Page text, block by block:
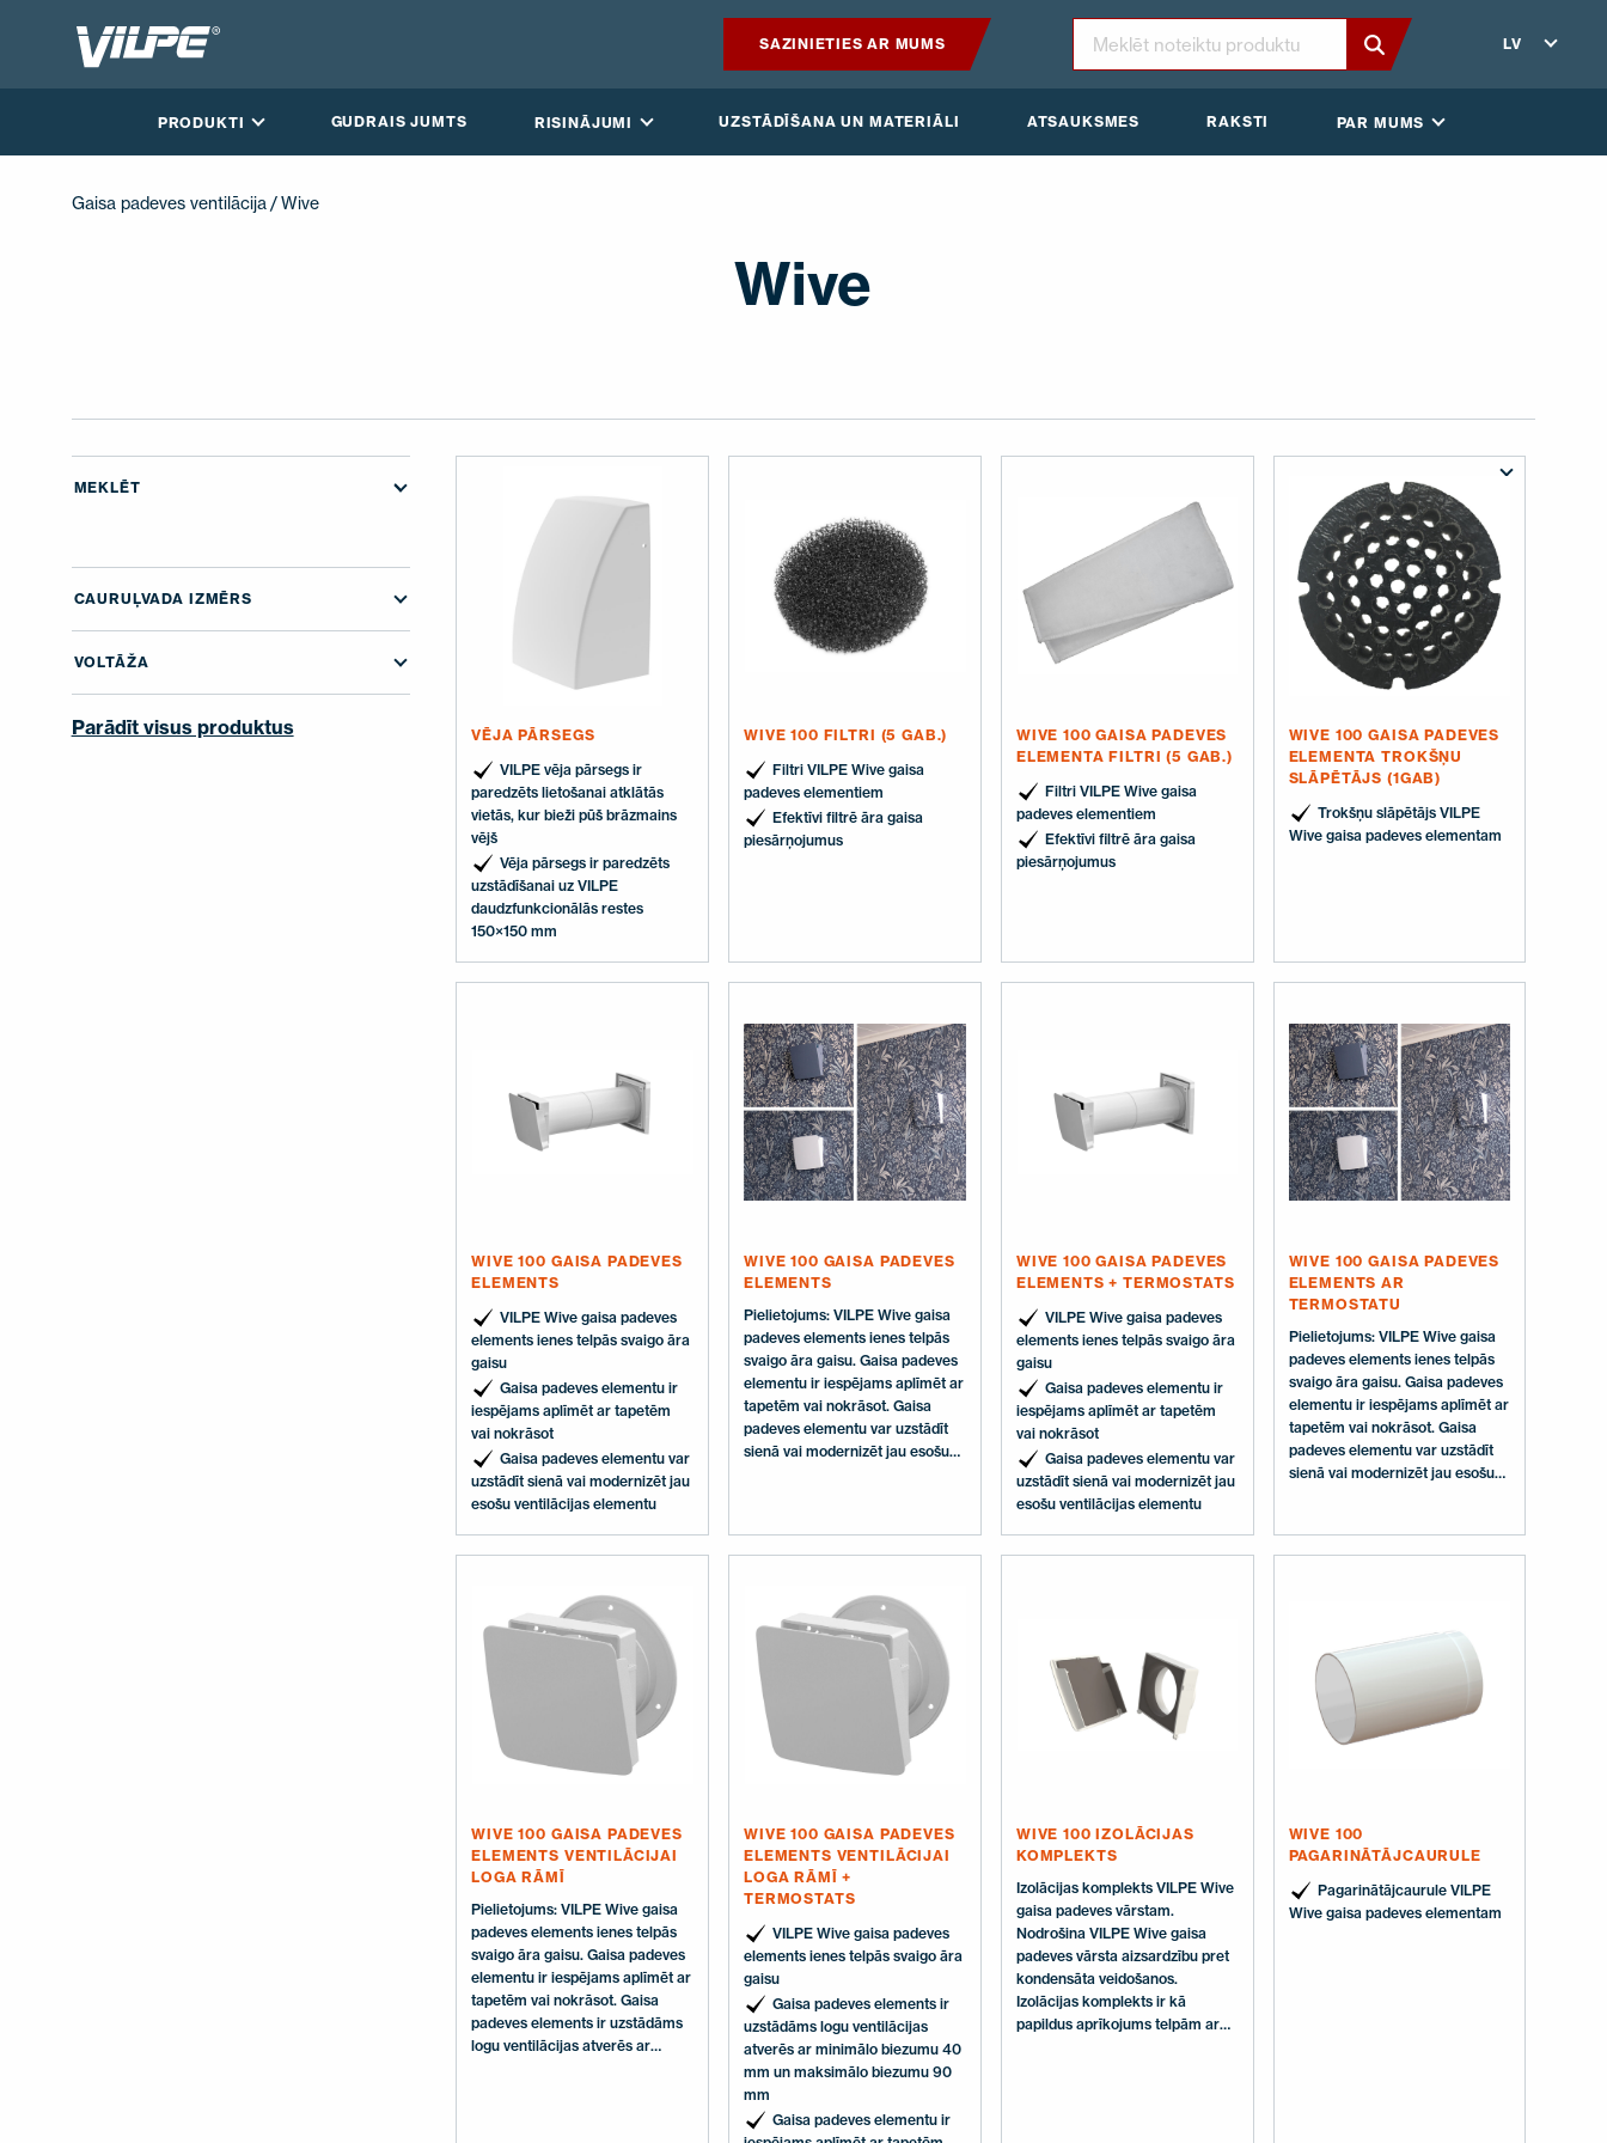
SAZINIETIES AR MUMS LV
PRODUKTI GUDRAIS JUMTS RISINĀJUMI UZSTĀDĪŠANA UN MATERIĀLI ATSAUKSMES RAKSTI PAR MUMS
UZSTĀDĪŠANA UN MATERIĀLI
RAKSTI
USA PL SV SV-FI ET RU
Gaisa padeves ventilācija / Wive
Wive
MEKLĒT
CAURUĻVADA IZMĒRS
VOLTĀŽA
Parādīt visus produktus
VĒJA PĀRSEGS
VILPE vēja pārsegs ir
paredzēts lietošanai atklātās
vietās, kur bieži pūš brāzmains
vējš
Vēja pārsegs ir paredzēts
uzstādīšanai uz VILPE
daudzfunkcionālās restes
150×150 mm
WIVE 100 FILTRI (5 GAB.)
Filtri VILPE Wive gaisa
padeves elementiem
Efektīvi filtrē āra gaisa
piesārņojumus
WIVE 100 GAISA PADEVES
ELEMENTA FILTRI (5 GAB.)
Filtri VILPE Wive gaisa
padeves elementiem
Efektīvi filtrē āra gaisa
piesārņojumus
WIVE 100 GAISA PADEVES
ELEMENTA TROKŠŅU
SLĀPĒTĀJS (1GAB)
Trokšņu slāpētājs VILPE
Wive gaisa padeves elementam
WIVE 100 GAISA PADEVES
ELEMENTS
VILPE Wive gaisa padeves
elements ienes telpās svaigo āra
gaisu
Gaisa padeves elementu ir
iespējams aplīmēt ar tapetēm
vai nokrāsot
Gaisa padeves elementu var
uzstādīt sienā vai modernizēt jau
esošu ventilācijas elementu
WIVE 100 GAISA PADEVES
ELEMENTS
Pielietojums: VILPE Wive gaisa
padeves elements ienes telpās
svaigo āra gaisu. Gaisa padeves
elementu ir iespējams aplīmēt ar
tapetēm vai nokrāsot. Gaisa
padeves elementu var uzstādīt
sienā vai modernizēt jau esošu
WIVE 100 GAISA PADEVES
ELEMENTS + TERMOSTATS
VILPE Wive gaisa padeves
elements ienes telpās svaigo āra
gaisu
Gaisa padeves elementu ir
iespējams aplīmēt ar tapetēm
vai nokrāsot
Gaisa padeves elementu var
uzstādīt sienā vai modernizēt jau
esošu ventilācijas elementu
WIVE 100 GAISA PADEVES
ELEMENTS AR
TERMOSTATU
Pielietojums: VILPE Wive gaisa
padeves elements ienes telpās
svaigo āra gaisu. Gaisa padeves
elementu ir iespējams aplīmēt ar
tapetēm vai nokrāsot. Gaisa
padeves elementu var uzstādīt
sienā vai modernizēt jau esošu
ēkas ārsienā. Komplektā ietilpst
Komplektā: Gaisa padeves
elements, filtrs, instrukcija.
WIVE 100 GAISA PADEVES
ELEMENTS VENTILĀCIJAI
LOGA RĀMĪ
Pielietojums: VILPE Wive gaisa
padeves elements ienes telpās
svaigo āra gaisu. Gaisa padeves
elementu ir iespējams aplīmēt ar
tapetēm vai nokrāsot. Gaisa
padeves elements ir uzstādāms
logu ventilācijas atverēs ar
WIVE 100 GAISA PADEVES
ELEMENTS VENTILĀCIJAI
LOGA RĀMĪ +
TERMOSTATS
VILPE Wive gaisa padeves
elements ienes telpās svaigo āra
gaisu
Gaisa padeves elements ir
uzstādāms logu ventilācijas
atverēs ar minimālo biezumu 40
mm un maksimālo biezumu 90
mm
Gaisa padeves elementu ir
WIVE 100 IZOLĀCIJAS
KOMPLEKTS
Izolācijas komplekts VILPE Wive
gaisa padeves vārstam.
Nodrošina VILPE Wive gaisa
padeves vārsta aizsardzību pret
kondensāta veidošanos.
Izolācijas komplekts ir kā
papildus aprīkojums telpām ar
WIVE 100
PAGARINĀTĀJCAURULE
Pagarinātājcaurule VILPE
Wive gaisa padeves elementam